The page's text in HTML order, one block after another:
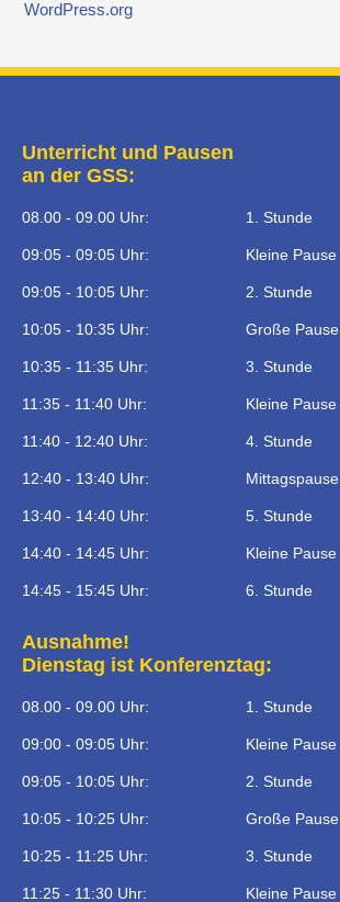
WordPress.org
Unterricht und Pausen
an der GSS:
08.00 - 09.00 Uhr: 1. Stunde
09:05 - 09:05 Uhr: Kleine Pause
09:05 - 10:05 Uhr: 2. Stunde
10:05 - 10:35 Uhr: Große Pause
10:35 - 11:35 Uhr: 3. Stunde
11:35 - 11:40 Uhr: Kleine Pause
11:40 - 12:40 Uhr: 4. Stunde
12:40 - 13:40 Uhr: Mittagspause
13:40 - 14:40 Uhr: 5. Stunde
14:40 - 14:45 Uhr: Kleine Pause
14:45 - 15:45 Uhr: 6. Stunde
Ausnahme!
Dienstag ist Konferenztag:
08.00 - 09.00 Uhr: 1. Stunde
09:00 - 09:05 Uhr: Kleine Pause
09:05 - 10:05 Uhr: 2. Stunde
10:05 - 10:25 Uhr: Große Pause
10:25 - 11:25 Uhr: 3. Stunde
11:25 - 11:30 Uhr: Kleine Pause